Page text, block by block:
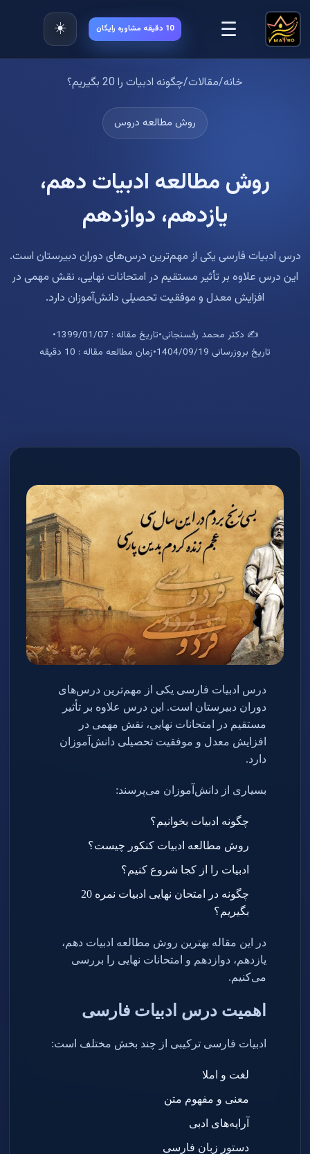
☰
☀️ 10 دقیقه مشاوره رایگان
خانه/مقالات/چگونه ادبیات را 20 بگیریم؟
روش مطالعه دروس
روش مطالعه ادبیات دهم،
یازدهم، دوازدهم
درس ادبیات فارسی یکی از مهم‌ترین درس‌های دوران دبیرستان است.
این درس علاوه بر تأثیر مستقیم در امتحانات نهایی، نقش مهمی در
افزایش معدل و موفقیت تحصیلی دانش‌آموزان دارد.
✍️ دکتر محمد رفسنجانی•تاریخ مقاله : 1399/01/07
•
تاریخ بروزرسانی 1404/09/19
•زمان مطالعه مقاله : 10 دقیقه
درس ادبیات فارسی یکی از مهم‌ترین درس‌های
دوران دبیرستان است. این درس علاوه بر تأثیر
مستقیم در امتحانات نهایی، نقش مهمی در
افزایش معدل و موفقیت تحصیلی دانش‌آموزان
دارد.
بسیاری از دانش‌آموزان می‌پرسند:
چگونه ادبیات بخوانیم؟
روش مطالعه ادبیات کنکور چیست؟
ادبیات را از کجا شروع کنیم؟
چگونه در امتحان نهایی ادبیات نمره 20
بگیریم؟
در این مقاله بهترین روش مطالعه ادبیات دهم،
یازدهم، دوازدهم و امتحانات نهایی را بررسی
می‌کنیم.
اهمیت درس ادبیات فارسی
ادبیات فارسی ترکیبی از چند بخش مختلف است:
لغت و املا
معنی و مفهوم متن
آرایه‌های ادبی
دستور زبان فارسی